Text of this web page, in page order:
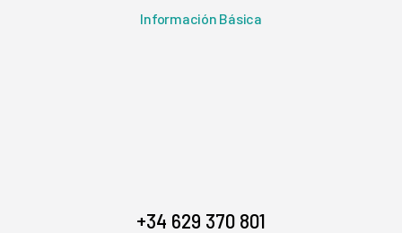
Información Básica
+34 629 370 801